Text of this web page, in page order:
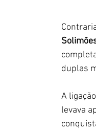
duplas
A
levava